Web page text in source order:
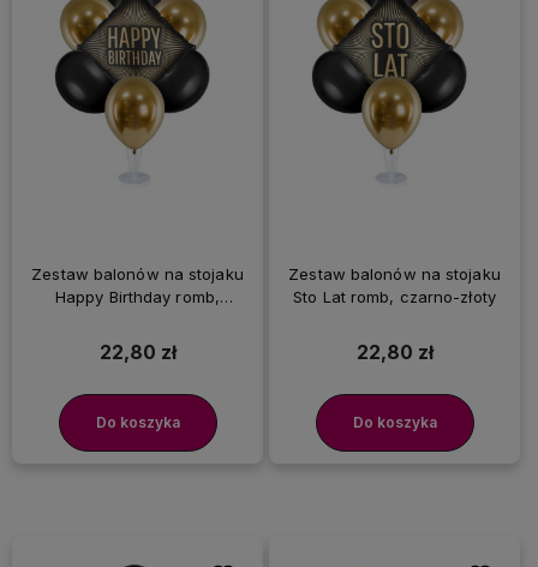
Zestaw balonów na stojaku
Happy Birthday romb,
22,80 zł
Do koszyka
Zestaw balonów na stojaku
Sto Lat romb, czarno-złoty
22,80 zł
Do koszyka